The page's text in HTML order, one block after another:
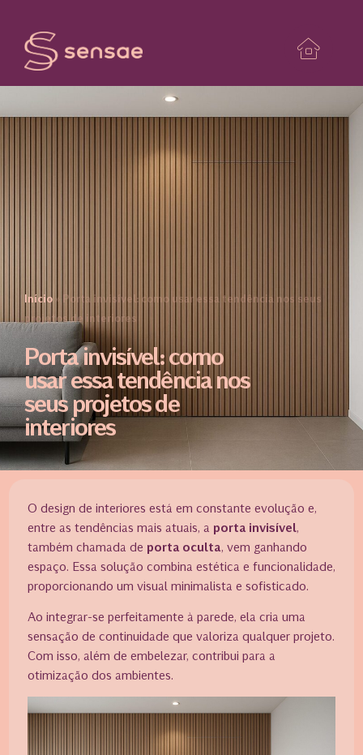
Início » Porta invisível: como usar essa tendência nos seus
projetos de interiores
Porta invisível: como
usar essa tendência nos
seus projetos de
interiores
O design de interiores está em constante evolução e,
entre as tendências mais atuais, a porta invisível,
também chamada de porta oculta, vem ganhando
espaço. Essa solução combina estética e funcionalidade,
proporcionando um visual minimalista e sofisticado.
Ao integrar-se perfeitamente à parede, ela cria uma
sensação de continuidade que valoriza qualquer projeto.
Com isso, além de embelezar, contribui para a
otimização dos ambientes.